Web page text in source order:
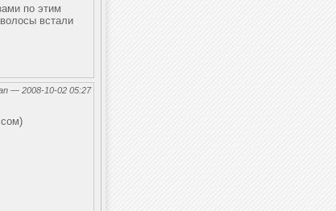
по этим
встали
— 2008-10-02 05:27